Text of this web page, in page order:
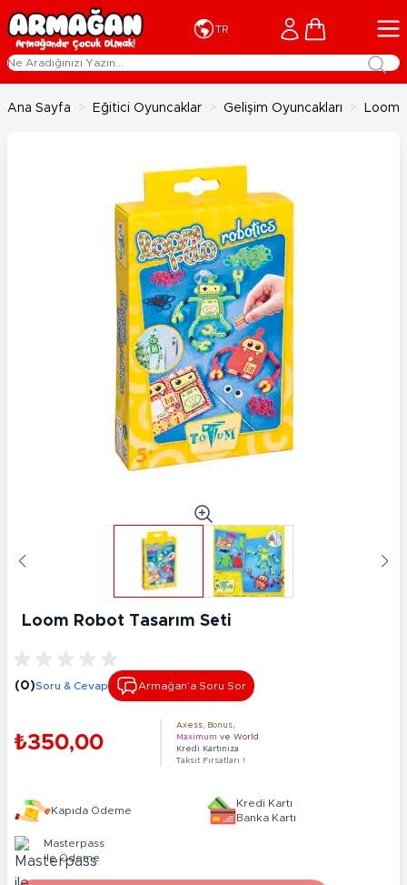
İçeriğe geç
TR Cart
Ana Sayfa > Eğitici Oyuncaklar > Gelişim Oyuncakları > Loom
Loom Robot Tasarım Seti
(0)Soru & Cevap Armağan’a Soru Sor
₺350,00
Axess Bonus
Maximum ve World
Kredi Kartınıza
Taksit Fırsatları !
Kapıda Ödeme
Kredi Kartı
Banka Kartı
Masterpass
ile Ödeme